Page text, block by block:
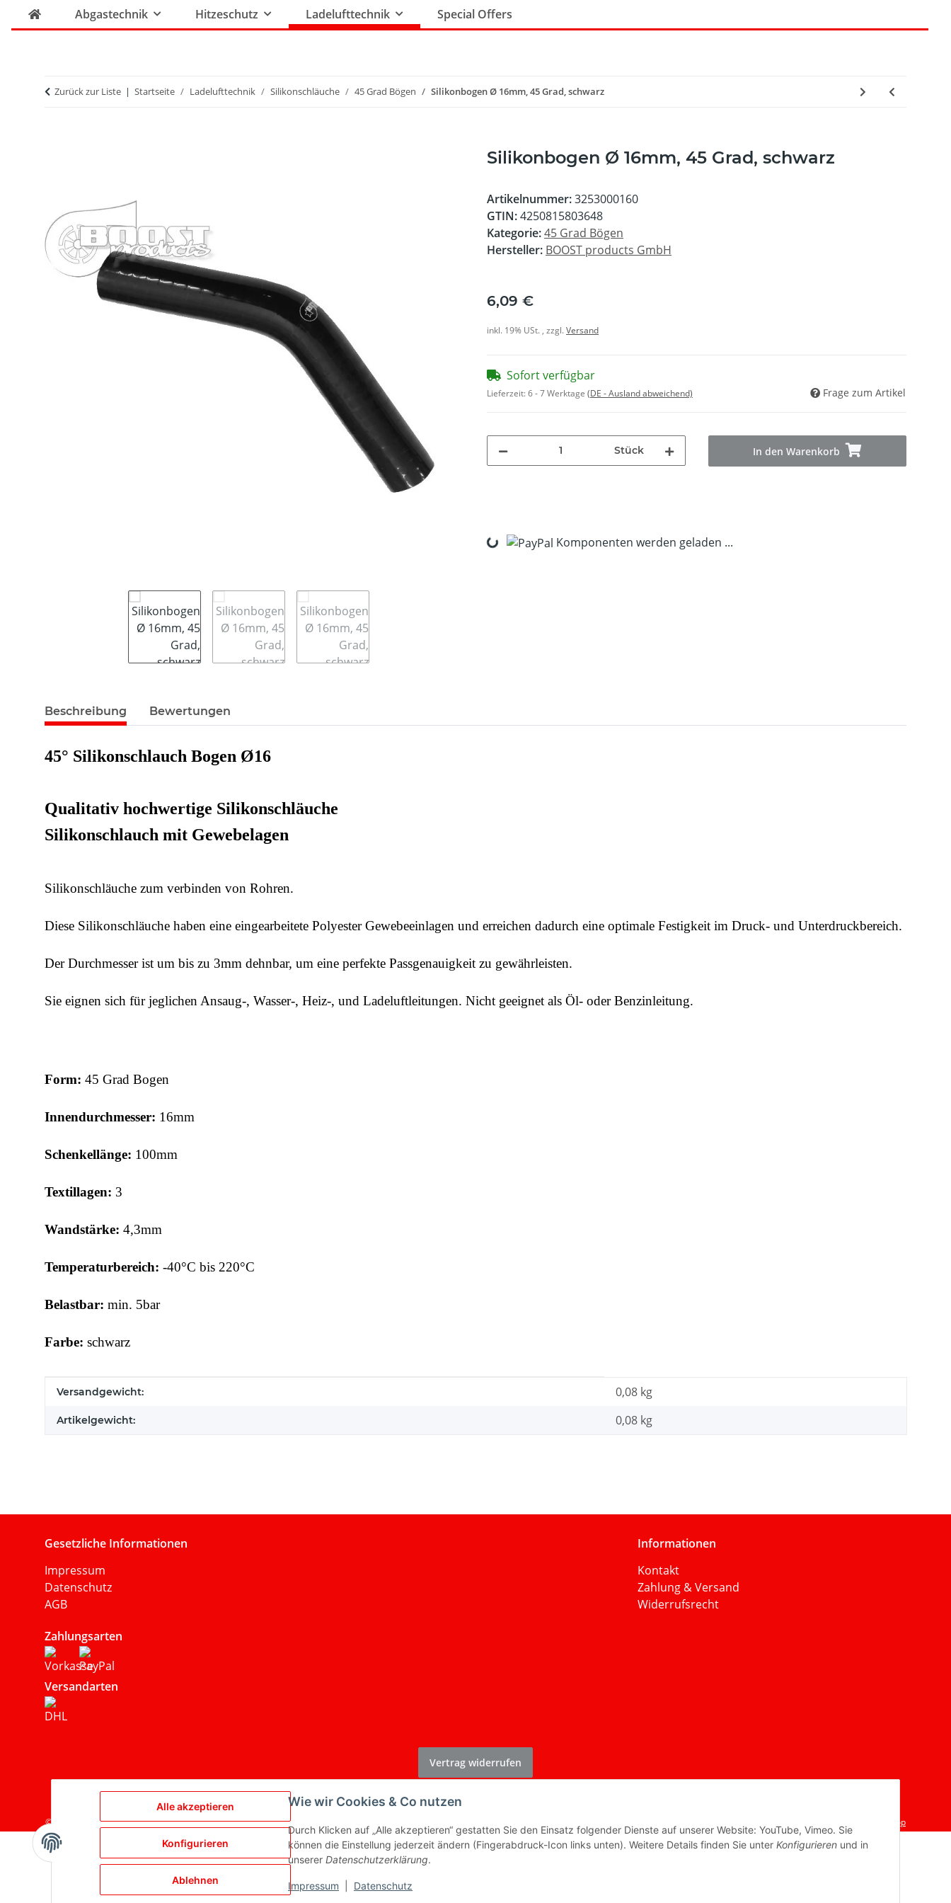
Abgastechnik Hitzeschutz Ladelufttechnik Special Offers
Zurück zur Liste Startseite Ladelufttechnik Silikonschläuche 45 Grad Bögen Silikonbogen Ø 16mm, 45 Grad, schwarz
Silikonbogen Ø 16mm, 45 Grad, schwarz
Artikelnummer:3253000160
GTIN:4250815803648
Kategorie:45 Grad Bögen
Hersteller: BOOST products GmbH
6,09 €
inkl. 19% USt. , zzgl.Versand
Sofort verfügbar
Lieferzeit:6 - 7 Werktage (DE - Ausland abweichend) Frage zum Artikel
Stück In den Warenkorb
Loading... Komponenten werden geladen ...
Beschreibung Bewertungen
45° Silikonschlauch Bogen Ø16
Qualitativ hochwertige Silikonschläuche
Silikonschlauch mit Gewebelagen
Silikonschläuche zum verbinden von Rohren.
Diese Silikonschläuche haben eine eingearbeitete Polyester Gewebeeinlagen und erreichen dadurch eine optimale Festigkeit im Druck- und Unterdruckbereich.
Der Durchmesser ist um bis zu 3mm dehnbar, um eine perfekte Passgenauigkeit zu gewährleisten.
Sie eignen sich für jeglichen Ansaug-, Wasser-, Heiz-, und Ladeluftleitungen. Nicht geeignet als Öl- oder Benzinleitung.
Form: 45 Grad Bogen
Innendurchmesser: 16mm
Schenkellänge: 100mm
Textillagen: 3
Wandstärke: 4,3mm
Temperaturbereich: -40°C bis 220°C
Belastbar: min. 5bar
Farbe: schwarz
Produkteigenschaft
Wert
Versandgewicht: 0,08 kg
Artikelgewicht: 0,08 kg
Gesetzliche Informationen
Impressum
Datenschutz
AGB
Informationen
Kontakt
Zahlung & Versand
Widerrufsrecht
Zahlungsarten
Versandarten
Vertrag widerrufen
* Alle Preise inkl. gesetzlicher USt., zzgl.
© 2024. Alutec Metallbau GmbH JTL-Shop
Alle akzeptieren
Konfigurieren
Ablehnen
Wie wir Cookies & Co nutzen
Durch Klicken auf „Alle akzeptieren“ gestatten Sie den Einsatz folgender Dienste auf unserer Website: YouTube, Vimeo. Sie
können die Einstellung jederzeit ändern (Fingerabdruck-Icon links unten). Weitere Details finden Sie unter Konfigurieren und in
unserer Datenschutzerklärung.
Impressum Datenschutz